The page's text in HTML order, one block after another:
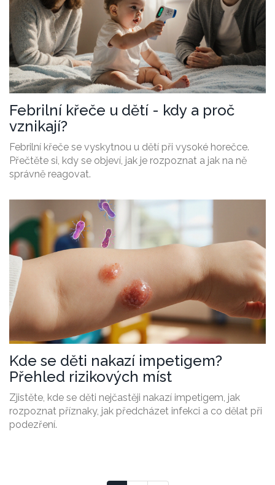
Febrilní křeče u dětí - kdy a proč
vznikají?
Febrilní křeče se vyskytnou u dětí při vysoké horečce.
Přečtěte si, kdy se objeví, jak je rozpoznat a jak na ně
správně reagovat.
Kde se děti nakazí impetigem?
Přehled rizikových míst
Zjistěte, kde se děti nejčastěji nakazí impetigem, jak
rozpoznat příznaky, jak předcházet infekci a co dělat při
podezření.